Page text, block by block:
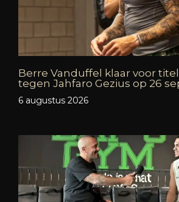
Berre Vanduffel klaar voor
tegen Jahfaro Gezius op 26
6 augustus 2026